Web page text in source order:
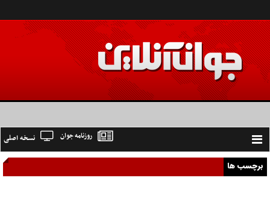
Toggle
navigation
نسخه اصلی روزنامه جوان
برچسب ها